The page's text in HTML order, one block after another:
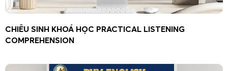
CHIÊU SINH KHOÁ HỌC PRACTICAL LISTENING
COMPREHENSION